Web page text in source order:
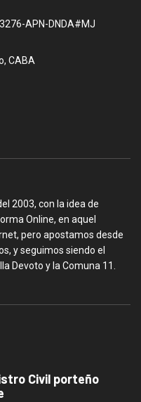
APN-DNDA#MJ
CABA
2003, con la idea de
Online, en aquel
pero apostamos desde
y seguimos siendo el
Devoto y la Comuna 11.
Civil porteño